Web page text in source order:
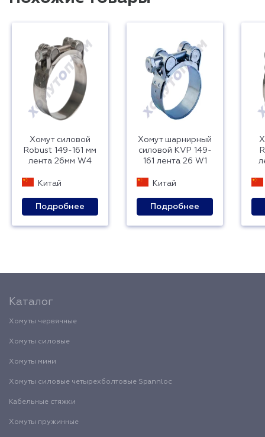
Хомут силовой
Robust 149-161 мм
лента 26мм W4
Китай
Подробнее
Хомут шарнирный
силовой KVP 149-
161 лента 26 W1
Китай
Подробнее
Каталог
Хомуты червячные
Хомуты силовые
Хомуты мини
Хомуты силовые четырехболтовые Spannloc
Кабельные стяжки
Хомуты пружинные